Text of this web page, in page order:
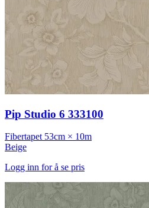
Pip Studio 6 333100
Fibertapet 53cm × 10m
Beige
Logg inn for å se pris